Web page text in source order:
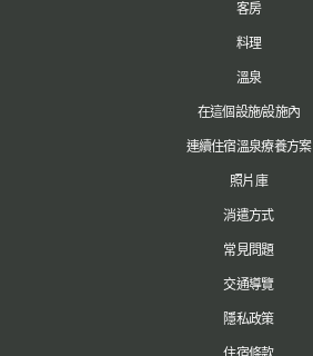
客房
料理
溫泉
在這個設施/設施內
連續住宿溫泉療養方案
照片庫
消遣方式
常見問題
交通導覽
隱私政策